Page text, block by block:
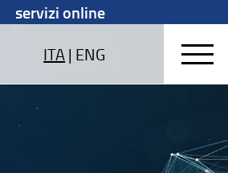
servizi online
ITA| ENG